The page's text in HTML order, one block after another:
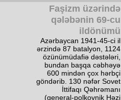
Faşizm üzərində
qələbənin 69-cu
ildönümü
Azərbaycan 1941-45-ci il
ərzində 87 batalyon, 1124
özünümüdafiə dəstələri,
bundan başqa cəbhəyə
600 mindən çox hərbçi
göndərib. 130 nəfər Sovet
İttifaqı Qəhrəmanı
(general-polkovnik Həzi